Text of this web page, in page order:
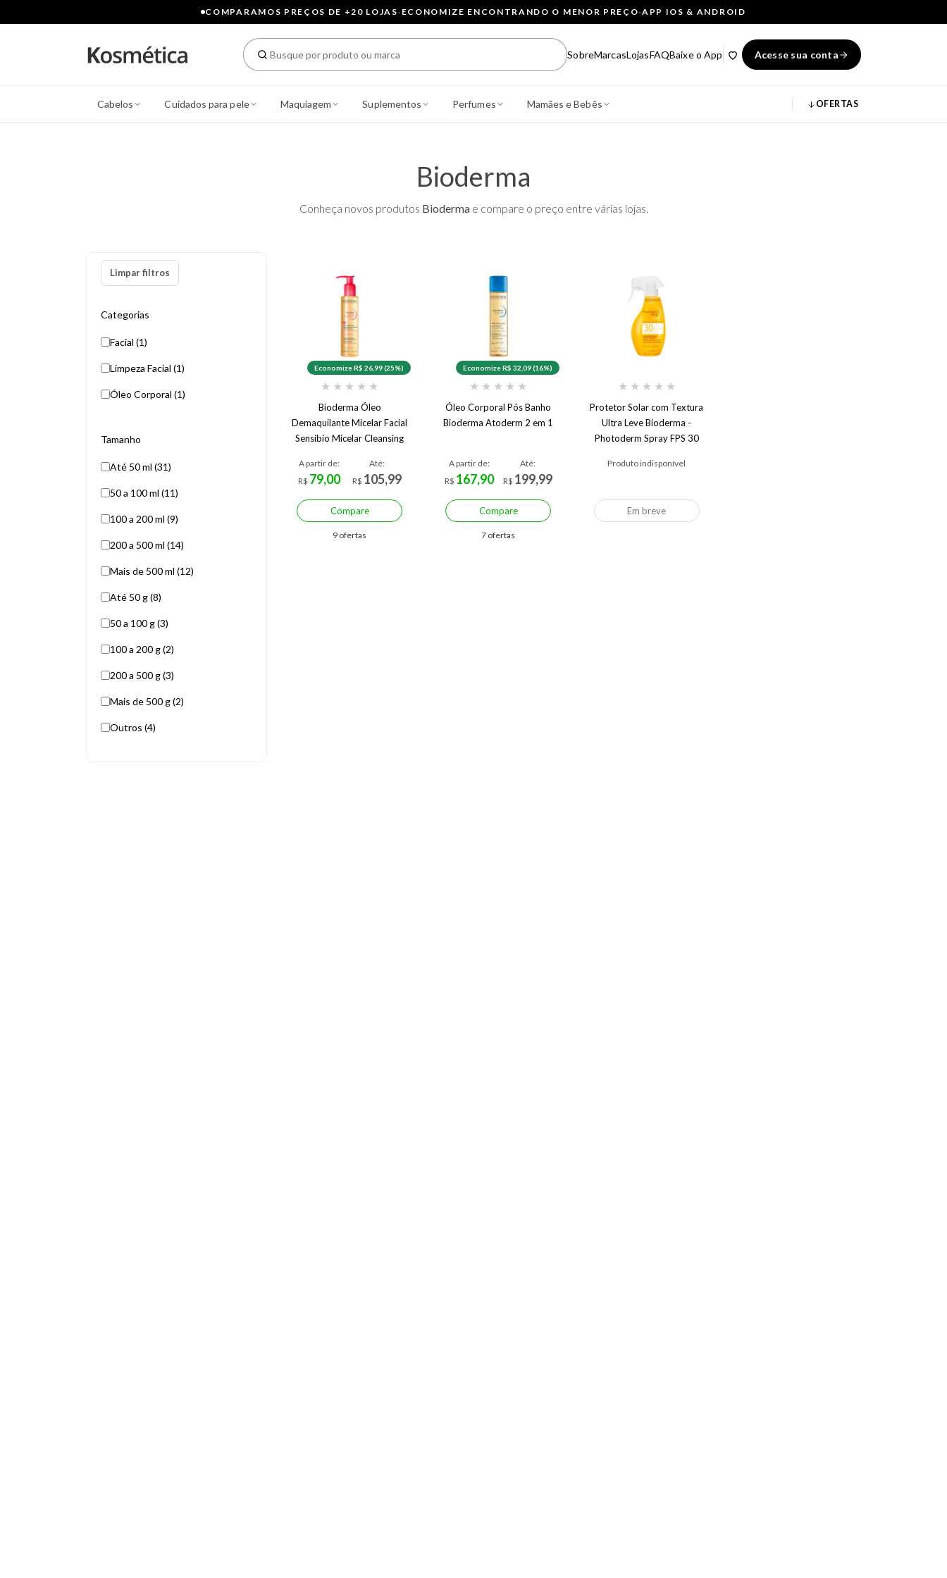
COMPARAMOS PREÇOS DE +20 LOJAS· ECONOMIZE ENCONTRANDO O MENOR PREÇO·APP IOS & ANDROID
SobreMarcasLojasFAQBaixe o App Acesse sua conta
Cabelos Cuidados para pele Maquiagem Suplementos Perfumes Mamães e Bebês OFERTAS
Bioderma
Conheça novos produtos Biodermae compare o preço entre várias lojas.
Limpar filtros
Categorias
Facial (1)
Limpeza Facial (1)
Óleo Corporal (1)
Tamanho
Até 50 ml (31)
50 a 100 ml (11)
100 a 200 ml (9)
200 a 500 ml (14)
Mais de 500 ml (12)
Até 50 g (8)
50 a 100 g (3)
100 a 200 g (2)
200 a 500 g (3)
Mais de 500 g (2)
Outros (4)
Economize R$ 26,99 (25%)
★ ★ ★ ★ ★
Bioderma Óleo
Demaquilante Micelar Facial
Sensibio Micelar Cleansing
A partir de:
R$ 79,00
Até:
R$ 105,99
Compare
9 ofertas
Economize R$ 32,09 (16%)
★ ★ ★ ★ ★
Óleo Corporal Pós Banho
Bioderma Atoderm 2 em 1
A partir de:
R$ 167,90
Até:
R$ 199,99
Compare
7 ofertas
★ ★ ★ ★ ★
Protetor Solar com Textura
Ultra Leve Bioderma -
Photoderm Spray FPS 30
Produto indisponível
Em breve